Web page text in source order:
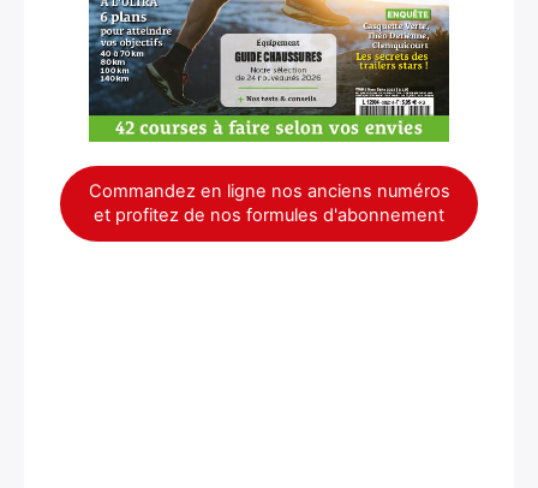
Commandez en ligne nos anciens numéros
et profitez de nos formules d'abonnement